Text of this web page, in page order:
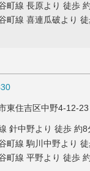
町線 長原より 徒歩
町線 喜連瓜破より
東住吉区中野4-12-
針中野より 徒歩 約8
町線 駒川中野より
町線 平野より 徒歩